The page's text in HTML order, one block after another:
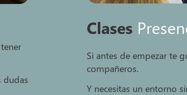
dudas
Clases
Si antes de empezar te
compañeros.
Y necesitas un entorno